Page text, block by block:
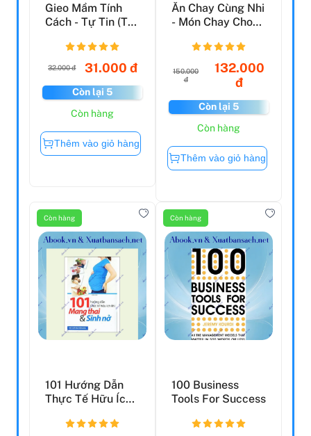
Gieo Mầm Tính
Cách - Tự Tin (Tái
32.000 đ 31.000 đ
Còn lại 5
Còn hàng
Thêm vào giỏ hàng
Ăn Chay Cùng Nhi
- Món Chay Cho
Ngon
150.000
đ
132.000
đ
Còn lại 5
Còn hàng
Thêm vào giỏ hàng
Còn hàng
101 Hướng Dẫn
Thực Tế Hữu Ích
Sinh...
Còn hàng
100 Business
Tools For Success